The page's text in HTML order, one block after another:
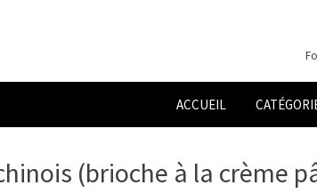
ACCUEIL
(brioche à la crème